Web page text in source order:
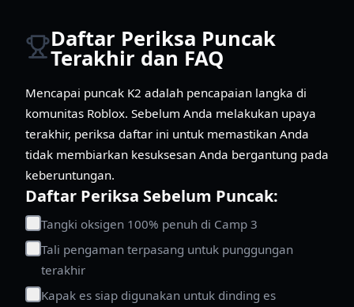
Daftar Periksa Puncak
Terakhir dan FAQ
Mencapai puncak K2 adalah pencapaian langka di
komunitas Roblox. Sebelum Anda melakukan upaya
terakhir, periksa daftar ini untuk memastikan Anda
tidak membiarkan kesuksesan Anda bergantung pada
keberuntungan.
Daftar Periksa Sebelum Puncak:
Tangki oksigen 100% penuh di Camp 3
Tali pengaman terpasang untuk punggungan
terakhir
Kapak es siap digunakan untuk dinding es